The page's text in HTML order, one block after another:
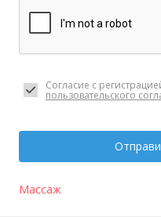
Согласие с
пользовательского
Массаж